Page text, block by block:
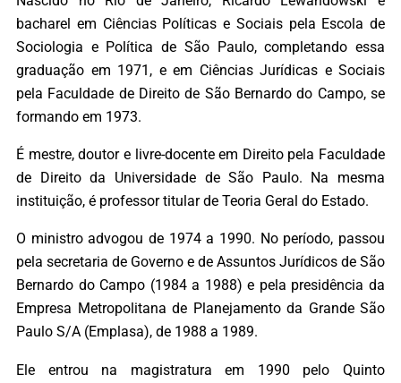
bacharel em Ciências Políticas e Sociais pela Escola de
Sociologia e Política de São Paulo, completando essa
graduação em 1971, e em Ciências Jurídicas e Sociais
pela Faculdade de Direito de São Bernardo do Campo, se
formando em 1973.
É mestre, doutor e livre-docente em Direito pela Faculdade
de Direito da Universidade de São Paulo. Na mesma
instituição, é professor titular de Teoria Geral do Estado.
O ministro advogou de 1974 a 1990. No período, passou
pela secretaria de Governo e de Assuntos Jurídicos de São
Bernardo do Campo (1984 a 1988) e pela presidência da
Empresa Metropolitana de Planejamento da Grande São
Paulo S/A (Emplasa), de 1988 a 1989.
Ele entrou na magistratura em 1990 pelo Quinto